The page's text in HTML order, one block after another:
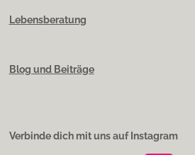
Lebensberatung
Blog und Beiträge
Verbinde dich mit uns auf Instagram